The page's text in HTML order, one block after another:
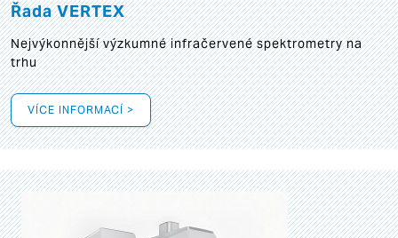
Řada VERTEX
Nejvýkonnější výzkumné infračervené spektrometry na
trhu
VÍCE INFORMACÍ >